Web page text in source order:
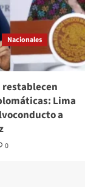
Nacionales
restablecen
Lima
a
0